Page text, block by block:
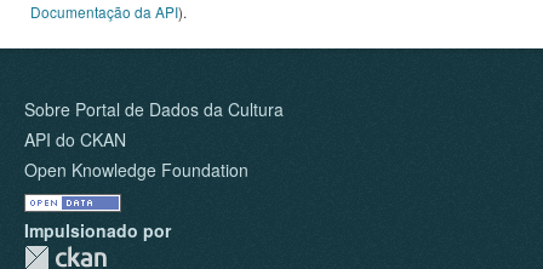
Documentação da API).
Sobre Portal de Dados da Cultura
API do CKAN
Open Knowledge Foundation
Impulsionado por